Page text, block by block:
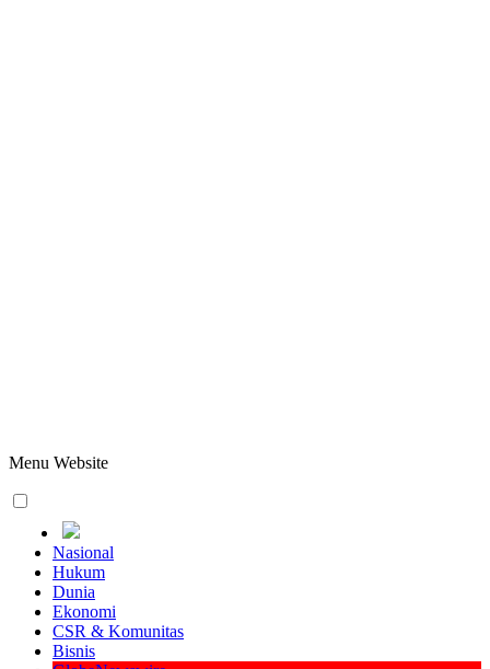
Menu Website
Nasional
Hukum
Dunia
Ekonomi
CSR & Komunitas
Bisnis